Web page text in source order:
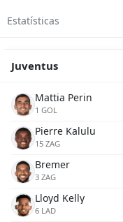
Estatísticas
Juventus
Mattia Perin
1 GOL
Pierre Kalulu
15 ZAG
Bremer
3 ZAG
Lloyd Kelly
6 LAD